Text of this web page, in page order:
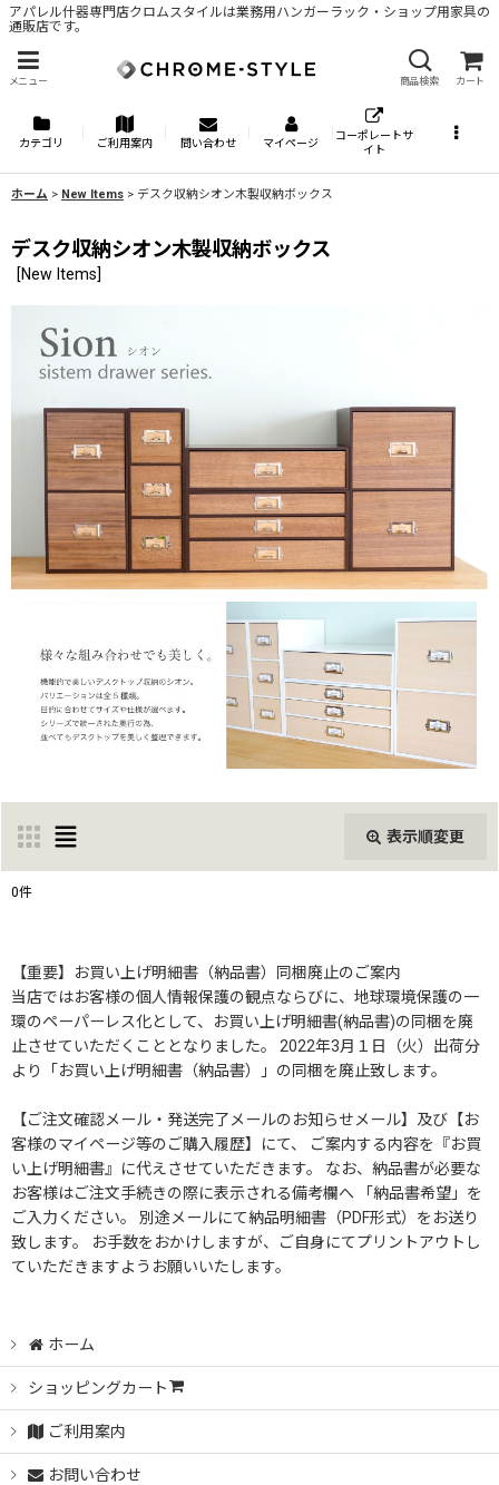
アパレル什器専門店クロムスタイルは業務用ハンガーラック・ショップ用家具の
通販店です。
メニュー 商品検索 カート
カテゴリ ご利用案内 問い合わせ マイページ
コーポレートサ
イト
ホーム > New Items > デスク収納シオン木製収納ボックス
デスク収納シオン木製収納ボックス
[New Items]
表示順変更
並び順:
絞り込む
0件
【重要】お買い上げ明細書（納品書）同梱廃止のご案内
当店ではお客様の個人情報保護の観点ならびに、地球環境保護の一
環のペーパーレス化として、お買い上げ明細書(納品書)の同梱を廃
止させていただくこととなりました。 2022年3月１日（火）出荷分
より「お買い上げ明細書（納品書）」の同梱を廃止致します。
【ご注文確認メール・発送完了メールのお知らせメール】及び【お
客様のマイページ等のご購入履歴】にて、 ご案内する内容を『お買
い上げ明細書』に代えさせていただきます。 なお、納品書が必要な
お客様はご注文手続きの際に表示される備考欄へ 「納品書希望」を
ご入力ください。 別途メールにて納品明細書（PDF形式）をお送り
致します。 お手数をおかけしますが、ご自身にてプリントアウトし
ていただきますようお願いいたします。
ホーム
ショッピングカート
ご利用案内
お問い合わせ